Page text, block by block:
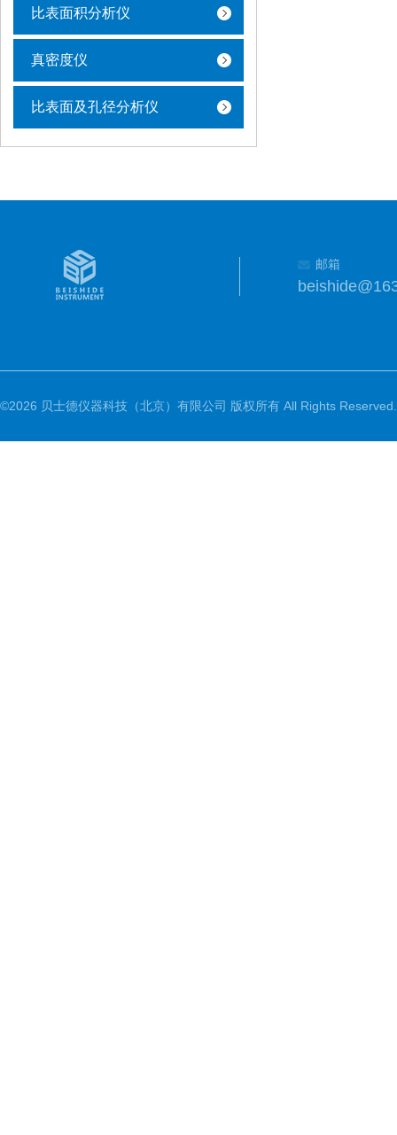
比表面积分析仪
真密度仪
比表面及孔径分析仪
邮箱
©2026 贝士德仪器科技（北京）有限公司 版权所有 All Rights Reserved.